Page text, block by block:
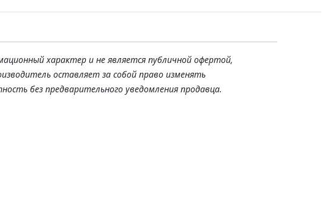
характер и не является публичной офертой,
оставляет за собой право изменять
без предварительного уведомления продавца.